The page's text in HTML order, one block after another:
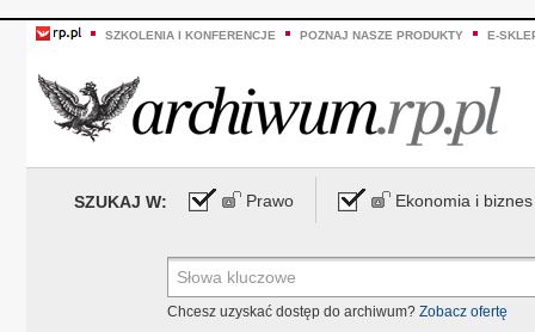
SZKOLENIA I KONFERENCJE POZNAJ NASZE PRODUKTY E-
SZUKAJ W: Prawo Ekonomia i biznes
Chcesz uzyskać dostęp do archiwum? Zobacz ofertę